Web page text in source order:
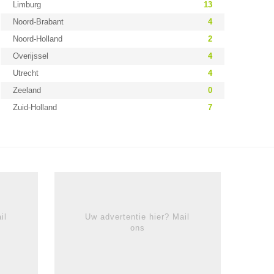
Limburg
13
Noord-Brabant
4
Noord-Holland
2
Overijssel
4
Utrecht
4
Zeeland
0
Zuid-Holland
7
Uw advertentie hier? Mail
ons